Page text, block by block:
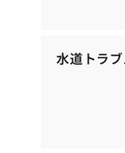
水道トラ